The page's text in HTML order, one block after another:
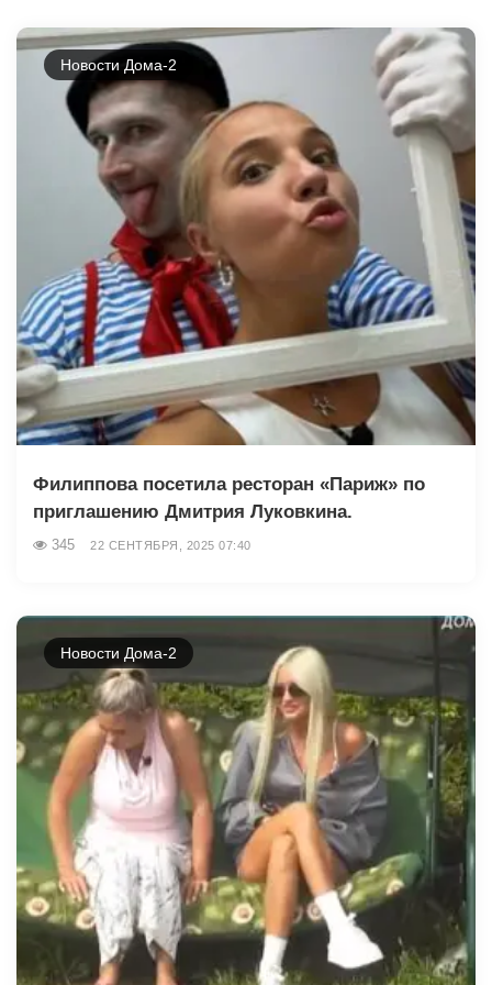
Новости Дома-2
Филиппова посетила ресторан «Париж» по
приглашению Дмитрия Луковкина.
345 22 СЕНТЯБРЯ, 2025 07:40
Новости Дома-2